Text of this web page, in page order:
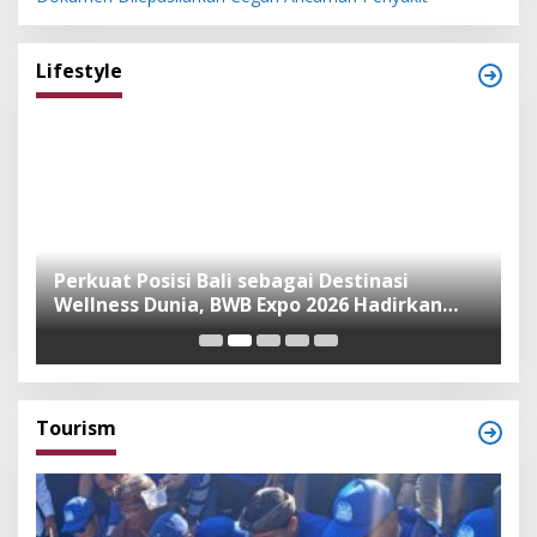
Lifestyle
Perkuat Posisi Bali sebagai Destinasi
Wellness Dunia, BWB Expo 2026 Hadirkan
Exhibitor Nasional dan Global
Tourism